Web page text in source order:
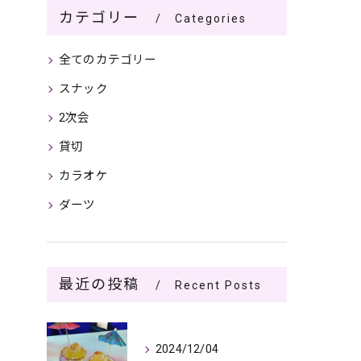
カテゴリー Categories
全てのカテゴリー
スナック
2次会
貸切
カラオケ
ダーツ
最近の投稿 Recent Posts
2024/12/04